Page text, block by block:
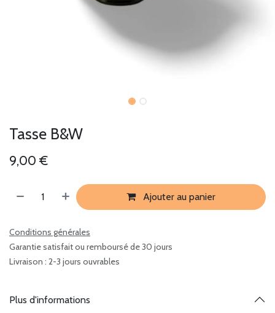
Tasse B&W
9,00 €
Ajouter au panier
Conditions générales
Garantie satisfait ou remboursé de 30 jours
Livraison : 2-3 jours ouvrables
Plus d'informations